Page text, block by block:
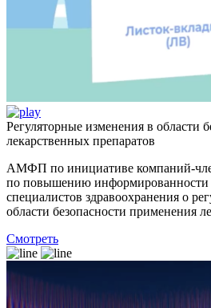
Регуляторные изменения в области
лекарственных препаратов
АМФП по инициативе компаний-
по повышению информированности
специалистов здравоохранения о
области безопасности применения
Смотреть